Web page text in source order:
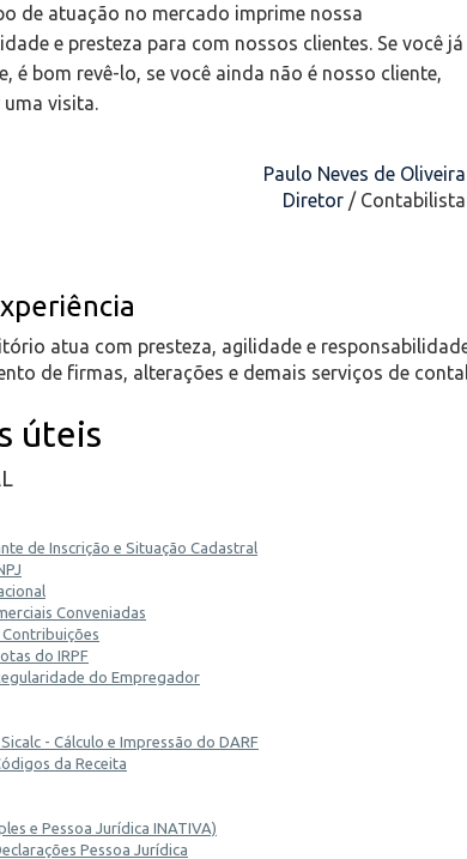
de atuação no mercado imprime nossa
e presteza para com nossos clientes. Se você já
é bom revê-lo, se você ainda não é nosso cliente,
visita.
Paulo Neves de Oliveira
Diretor/ Contabilista
atua com presteza, agilidade e
de firmas, alterações e demais serviços de
úteis
de Inscrição e Situação Cadastral
Conveniadas
do IRPF
do Empregador
- Cálculo e Impressão do DARF
da Receita
e Pessoa Jurídica INATIVA)
Pessoa Jurídica